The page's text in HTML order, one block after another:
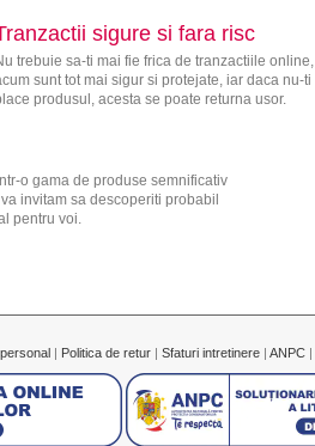
sigure si fara risc
trebuie sa-ti mai fie frica de tranzactiile online,
sunt tot mai sigur si protejate, iar daca nu-ti
produsul, acesta se poate returna usor.
o gama de produse semnificativ
invitam sa descoperiti probabil
pentru voi.
| Politica de retur | Sfaturi intretinere | ANPC |